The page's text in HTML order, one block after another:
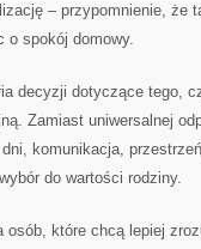
– przypomnienie, że
o spokój domowy.
decyzji dotyczące tego,
Zamiast uniwersalnej
komunikacja,
do wartości rodziny.
które chcą lepiej